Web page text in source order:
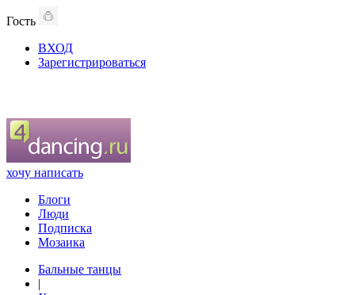
Гость
ВХОД
Зарегистрироваться
хочу написать
Блоги
Люди
Подписка
Мозаика
Бальные танцы
|